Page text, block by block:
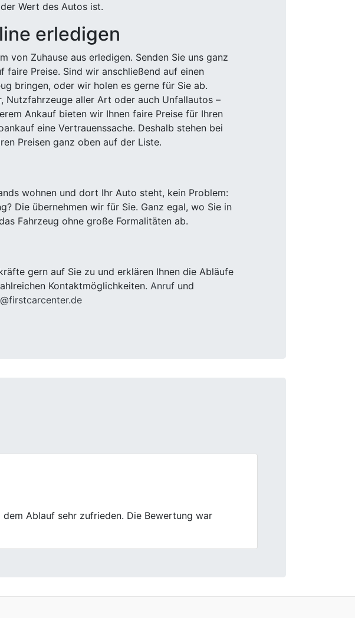
Wert des Autos ist.
erledigen
von Zuhause aus erledigen. Senden Sie uns ganz
faire Preise. Sind wir anschließend auf einen
bringen, oder wir holen es gerne für Sie ab.
Nutzfahrzeuge aller Art oder auch Unfallautos –
Ankauf bieten wir Ihnen faire Preise für Ihren
eine Vertrauenssache. Deshalb stehen bei
Preisen ganz oben auf der Liste.
wohnen und dort Ihr Auto steht, kein Problem:
Die übernehmen wir für Sie. Ganz egal, wo Sie in
Fahrzeug ohne große Formalitäten ab.
gern auf Sie zu und erklären Ihnen die Abläufe
Kontaktmöglichkeiten. Anruf und
Jungs vor Ort waren echt nett und die Bewertung